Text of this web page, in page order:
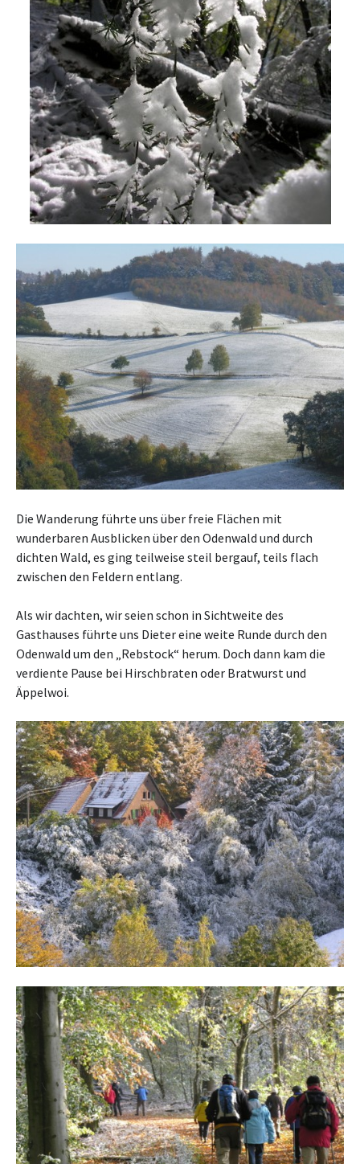
Die Wanderung führte uns über freie Flächen mit
wunderbaren Ausblicken über den Odenwald und durch
dichten Wald, es ging teilweise steil bergauf, teils flach
zwischen den Feldern entlang.
Als wir dachten, wir seien schon in Sichtweite des
Gasthauses führte uns Dieter eine weite Runde durch den
Odenwald um den „Rebstock“ herum. Doch dann kam die
verdiente Pause bei Hirschbraten oder Bratwurst und
Äppelwoi.